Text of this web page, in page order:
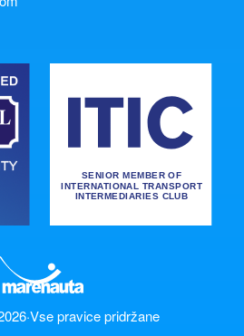
·Vse pravice pridržane